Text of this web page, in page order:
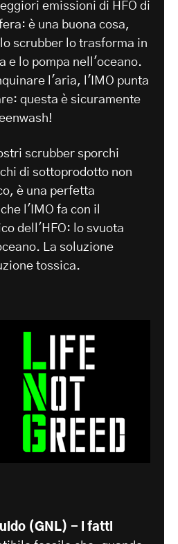
emissioni di HFO di
è una buona cosa,
scrubber lo trasforma in
e lo pompa nell'oceano.
l'aria, l'IMO punta
questa è sicuramente
scrubber sporchi
di sottoprodotto non
è una perfetta
l'IMO fa con il
dell'HFO: lo svuota
La soluzione
tossica.
(GNL) - i fatti